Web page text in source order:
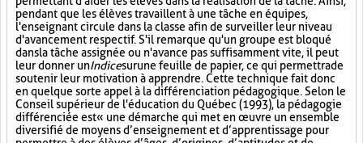
pendant que les élèves travaillent à une tâche en équipes,
l'enseignant circule dans la classe afin de surveiller leur niveau
d'avancement respectif. S'il remarque qu'un groupe est bloqué
dans la tâche assignée ou n'avance pas suffisamment vite, il peut
leur donner unIndicesurune feuille de papier, ce qui permettra de
soutenir leur motivation à apprendre. Cette technique fait donc
en quelque sorte appel à la différenciation pédagogique. Selon le
Conseil supérieur de l'éducation du Québec (1993), la pédagogie
différenciée est « une démarche qui met en œuvre un ensemble
diversifié de moyens d’enseignement et d’apprentissage pour